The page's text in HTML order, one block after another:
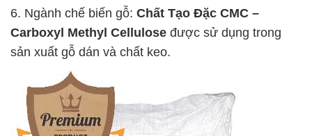
6. Ngành chế biến gỗ: Chất Tạo Đặc CMC –
Carboxyl Methyl Cellulose được sử dụng trong
sản xuất gỗ dán và chất keo.